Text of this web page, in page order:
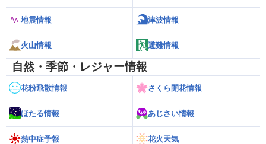
地震情報 津波情報
火山情報 避難情報
自然・季節・レジャー情報
花粉飛散情報 さくら開花情報
ほたる情報 あじさい情報
熱中症予報 花火天気